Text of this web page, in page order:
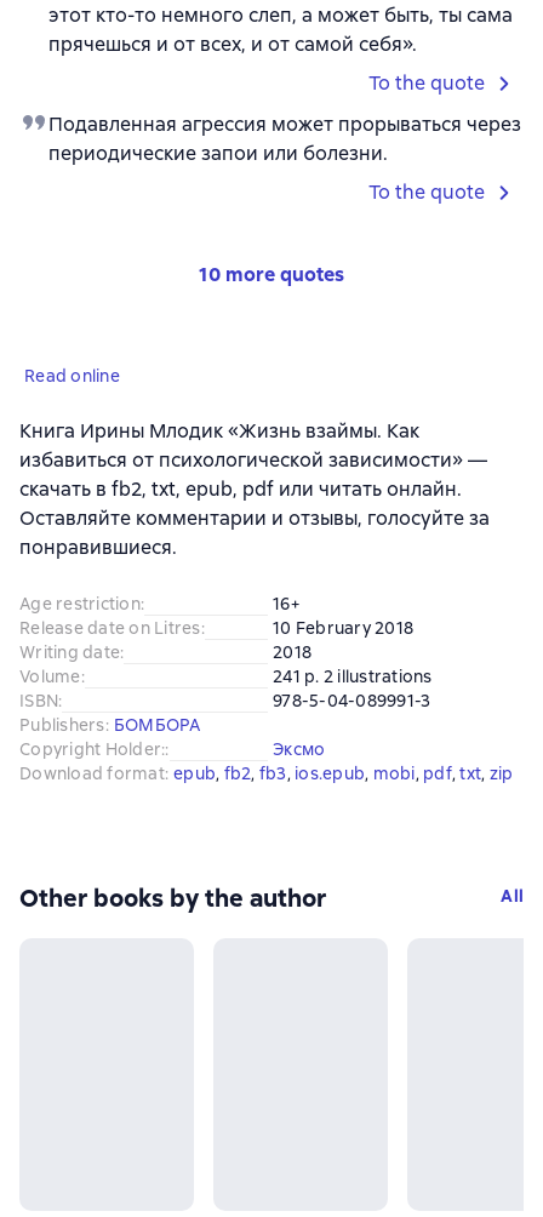
этот кто-то немного слеп, а может быть, ты сама
прячешься и от всех, и от самой себя».
To the quote
Подавленная агрессия может прорываться через
периодические запои или болезни.
To the quote
10 more quotes
Read online
Книга Ирины Млодик «Жизнь взаймы. Как
избавиться от психологической зависимости» —
скачать в fb2, txt, epub, pdf или читать онлайн.
Оставляйте комментарии и отзывы, голосуйте за
понравившиеся.
Age restriction:
16+
Release date on Litres:
10 February 2018
Writing date:
2018
Volume:
241 p. 2 illustrations
ISBN:
978-5-04-089991-3
Publishers: БОМБОРА
Copyright Holder::
Эксмо
Download format: epub, fb2, fb3, ios.epub, mobi, pdf, txt, zip
Other books by the author All